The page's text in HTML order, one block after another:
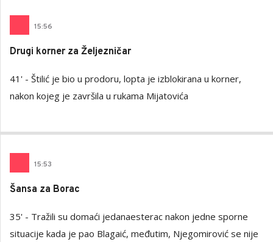
15:56
Drugi korner za Željezničar
41' - Štilić je bio u prodoru, lopta je izblokirana u korner,
nakon kojeg je završila u rukama Mijatovića
15:53
Šansa za Borac
35' - Tražili su domaći jedanaesterac nakon jedne sporne
situacije kada je pao Blagaić, međutim, Njegomirović se nije